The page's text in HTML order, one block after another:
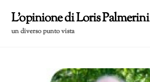
content
L'opinione di Loris Palmerini
un diverso punto vista